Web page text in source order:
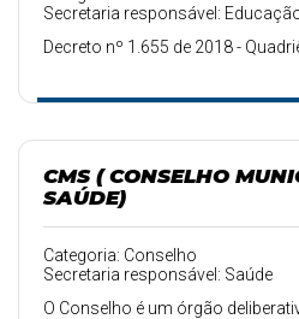
Secretaria responsável:
Decreto nº 1.655 de 2018 -
CMS ( CONSELHO
SAÚDE)
Categoria: Conselho
Secretaria responsável: Saúde
O Conselho é um órgão